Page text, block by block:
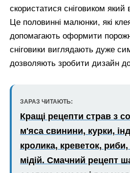
скористатися сніговиком
Це половинні малюнки, які
допомагають оформити
сніговики виглядають дуже
дозволяють зробити дизайн
ЗАРАЗ ЧИТАЮТЬ:
Кращі рецепти страв з
м'яса свинини, курки,
кролика, креветок, риби,
мідій. Смачний рецепт